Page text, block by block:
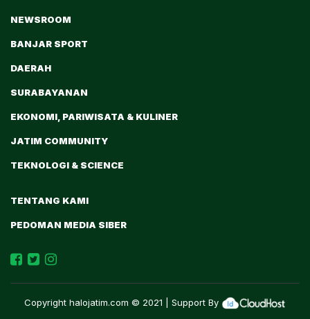
NEWSROOM
BANJAR SPORT
DAERAH
SURABAYANAN
EKONOMI, PARIWISATA & KULINER
JATIM COMMUNITY
TEKNOLOGI & SCIENCE
TENTANG KAMI
PEDOMAN MEDIA SIBER
Copyright halojatim.com © 2021 | Support By